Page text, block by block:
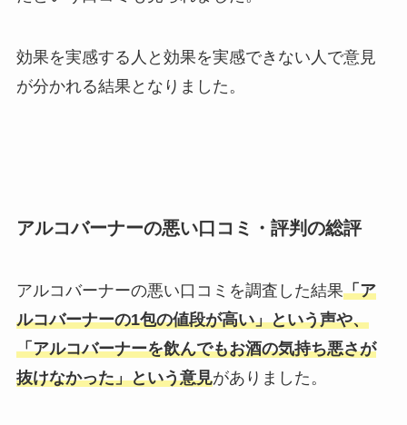
効果を実感する人と効果を実感できない人で意見
が分かれる結果となりました。
アルコバーナーの悪い口コミ・評判の総評
アルコバーナーの悪い口コミを調査した結果「ア
ルコバーナーの1包の値段が高い」という声や、
「アルコバーナーを飲んでもお酒の気持ち悪さが
抜けなかった」という意見がありました。